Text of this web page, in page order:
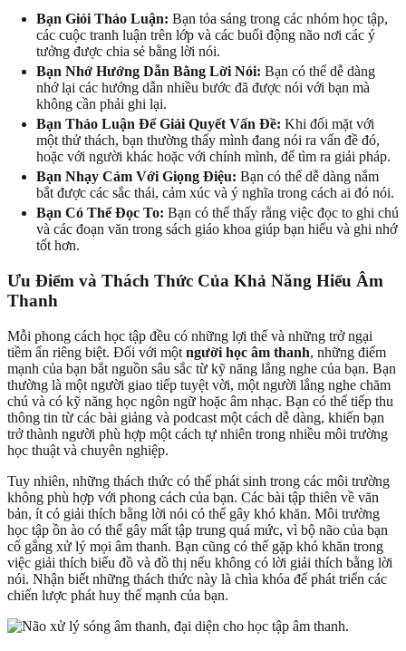
Bạn Giỏi Thảo Luận: Bạn tỏa sáng trong các nhóm học tập,
các cuộc tranh luận trên lớp và các buổi động não nơi các ý
tưởng được chia sẻ bằng lời nói.
Bạn Nhớ Hướng Dẫn Bằng Lời Nói: Bạn có thể dễ dàng
nhớ lại các hướng dẫn nhiều bước đã được nói với bạn mà
không cần phải ghi lại.
Bạn Thảo Luận Để Giải Quyết Vấn Đề: Khi đối mặt với
một thử thách, bạn thường thấy mình đang nói ra vấn đề đó,
hoặc với người khác hoặc với chính mình, để tìm ra giải pháp.
Bạn Nhạy Cảm Với Giọng Điệu: Bạn có thể dễ dàng nắm
bắt được các sắc thái, cảm xúc và ý nghĩa trong cách ai đó nói.
Bạn Có Thể Đọc To: Bạn có thể thấy rằng việc đọc to ghi chú
và các đoạn văn trong sách giáo khoa giúp bạn hiểu và ghi nhớ
tốt hơn.
Ưu Điểm và Thách Thức Của Khả Năng Hiểu Âm
Thanh
Mỗi phong cách học tập đều có những lợi thế và những trở ngại
tiềm ẩn riêng biệt. Đối với một người học âm thanh, những điểm
mạnh của bạn bắt nguồn sâu sắc từ kỹ năng lắng nghe của bạn. Bạn
thường là một người giao tiếp tuyệt vời, một người lắng nghe chăm
chú và có kỹ năng học ngôn ngữ hoặc âm nhạc. Bạn có thể tiếp thu
thông tin từ các bài giảng và podcast một cách dễ dàng, khiến bạn
trở thành người phù hợp một cách tự nhiên trong nhiều môi trường
học thuật và chuyên nghiệp.
Tuy nhiên, những thách thức có thể phát sinh trong các môi trường
không phù hợp với phong cách của bạn. Các bài tập thiên về văn
bản, ít có giải thích bằng lời nói có thể gây khó khăn. Môi trường
học tập ồn ào có thể gây mất tập trung quá mức, vì bộ não của bạn
cố gắng xử lý mọi âm thanh. Bạn cũng có thể gặp khó khăn trong
việc giải thích biểu đồ và đồ thị nếu không có lời giải thích bằng lời
nói. Nhận biết những thách thức này là chìa khóa để phát triển các
chiến lược phát huy thế mạnh của bạn.